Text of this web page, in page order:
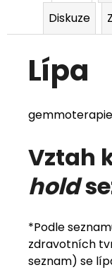
Diskuze
Lípa
gemmoterapie
Vztah
hold
*Podle
zdravotních
seznam) se